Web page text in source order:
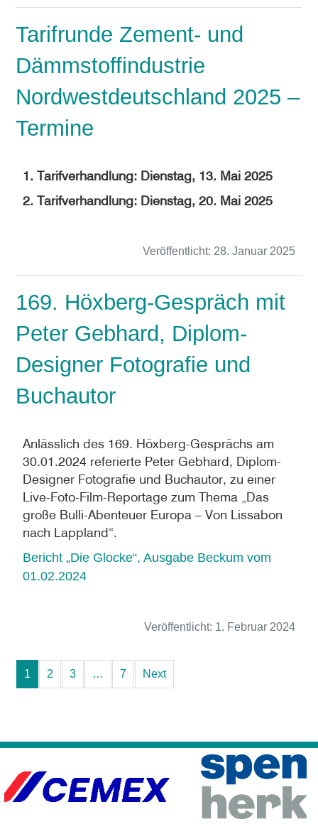
Tarifrunde Zement- und
Dämmstoffindustrie
Nordwestdeutschland 2025 –
Termine
1. Tarifverhandlung: Dienstag, 13. Mai 2025
2. Tarifverhandlung: Dienstag, 20. Mai 2025
Veröffentlicht: 28. Januar 2025
169. Höxberg-Gespräch mit
Peter Gebhard, Diplom-
Designer Fotografie und
Buchautor
Anlässlich des 169. Höxberg-Gesprächs am
30.01.2024 referierte Peter Gebhard, Diplom-
Designer Fotografie und Buchautor, zu einer
Live-Foto-Film-Reportage zum Thema „Das
große Bulli-Abenteuer Europa – Von Lissabon
nach Lappland“.
Bericht „Die Glocke“, Ausgabe Beckum vom
01.02.2024
Veröffentlicht: 1. Februar 2024
1 2 3 … 7 Next